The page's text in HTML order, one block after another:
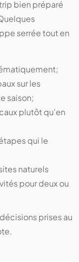
bien préparé
serrée tout en
sur les
saison;
plutôt qu'en
qui le
naturels
pour deux ou
prises au